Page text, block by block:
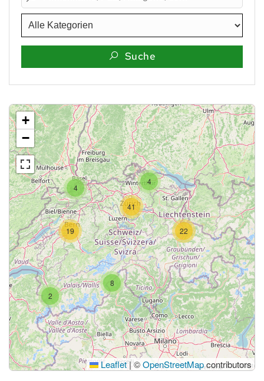
Suche
4
22
2
4
8
41
19
+
−
Leaflet |©OpenStreetMapcontributors